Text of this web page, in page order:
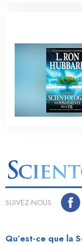
SUIVEZ-NOUS
Qu’est-ce que la